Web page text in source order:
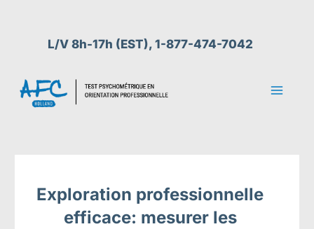
L/V 8h-17h (EST), 1-877-474-7042
Exploration professionnelle
efficace: mesurer les